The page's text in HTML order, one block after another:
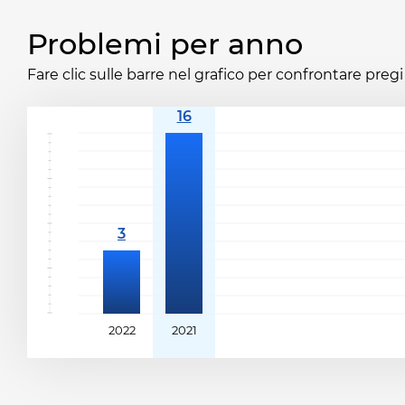
Problemi per anno
Fare clic sulle barre nel grafico per confrontare
2022 2021